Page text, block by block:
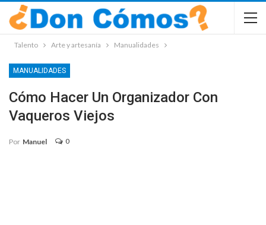
Talento Arte y artesanía Manualidades
MANUALIDADES
Cómo Hacer Un Organizador Con
Vaqueros Viejos
Por Manuel 0